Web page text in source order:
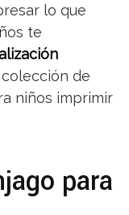
lo que
te
de
niños imprimir
para